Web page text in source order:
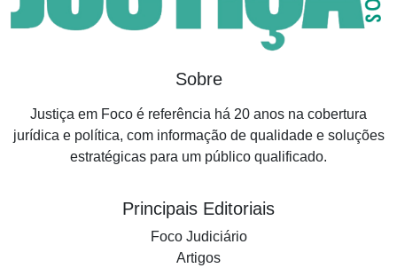
Sobre
Justiça em Foco é referência há 20 anos na cobertura
jurídica e política, com informação de qualidade e soluções
estratégicas para um público qualificado.
Principais Editoriais
Foco Judiciário
Artigos